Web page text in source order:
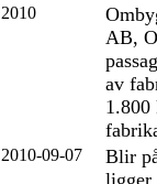
2010
AB,
av
1.800
2010-09-07
Blir
ligger